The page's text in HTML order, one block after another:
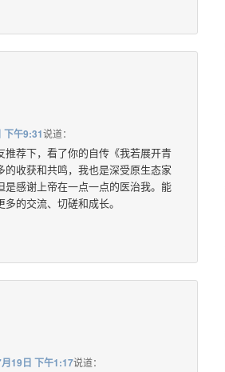
下午9:31说道：
推荐下，看了你的自传《我若展开青
的收获和共鸣，我也是深受原生态家
是感谢上帝在一点一点的医治我。能
的交流、切磋和成长。
19日 下午1:17说道：